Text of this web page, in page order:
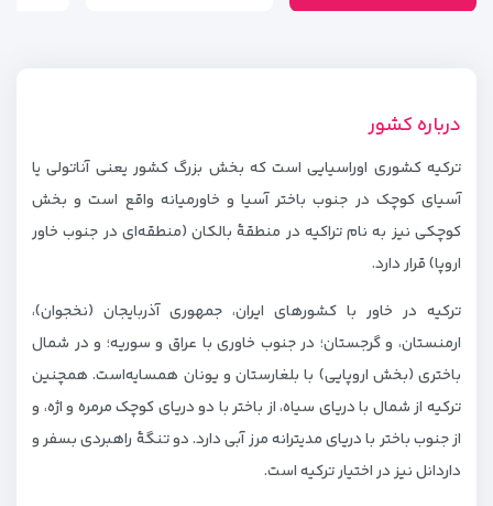
درباره کشور
ترکیه کشوری اوراسیایی است که بخش بزرگ کشور یعنی آناتولی یا
آسیای کوچک در جنوب باختر آسیا و خاورمیانه واقع است و بخش
کوچکی نیز به نام تراکیه در منطقهٔ بالکان (منطقه‌ای در جنوب خاور
اروپا) قرار دارد.
ترکیه در خاور با کشورهای ایران، جمهوری آذربایجان (نخجوان)،
ارمنستان، و گرجستان؛ در جنوب خاوری با عراق و سوریه؛ و در شمال
باختری (بخش اروپایی) با بلغارستان و یونان همسایه‌است. همچنین
ترکیه از شمال با دریای سیاه، از باختر با دو دریای کوچک مرمره و اژه، و
از جنوب باختر با دریای مدیترانه مرز آبی دارد. دو تنگهٔ راهبردی بسفر و
داردانل نیز در اختیار ترکیه است.